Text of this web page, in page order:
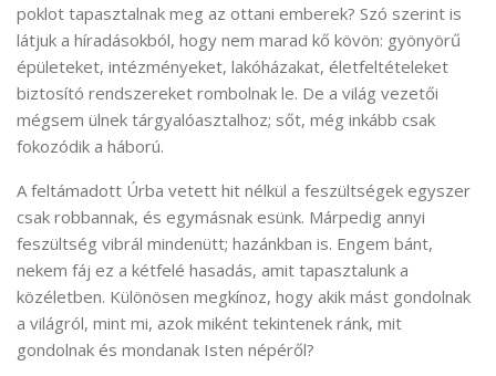
poklot tapasztalnak meg az ottani emberek? Szó szerint is
látjuk a híradásokból, hogy nem marad kő kövön: gyönyörű
épületeket, intézményeket, lakóházakat, életfeltételeket
biztosító rendszereket rombolnak le. De a világ vezetői
mégsem ülnek tárgyalóasztalhoz; sőt, még inkább csak
fokozódik a háború.
A feltámadott Úrba vetett hit nélkül a feszültségek egyszer
csak robbannak, és egymásnak esünk. Márpedig annyi
feszültség vibrál mindenütt; hazánkban is. Engem bánt,
nekem fáj ez a kétfelé hasadás, amit tapasztalunk a
közéletben. Különösen megkínoz, hogy akik mást gondolnak
a világról, mint mi, azok miként tekintenek ránk, mit
gondolnak és mondanak Isten népéről?